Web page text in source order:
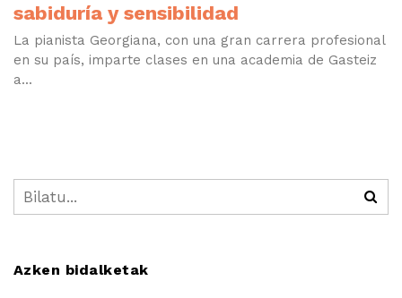
sabiduría y sensibilidad
La pianista Georgiana, con una gran carrera profesional
en su país, imparte clases en una academia de Gasteiz
a...
Azken bidalketak